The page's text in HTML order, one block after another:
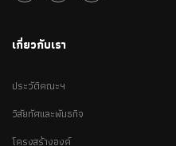
เกี่ยวกับเรา
ประวัติคณะฯ
วิสัยทัศและพันธกิจ
โครงสร้างองค์